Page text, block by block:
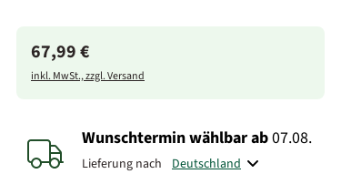
67,99 €
inkl. MwSt., zzgl. Versand
Wunschtermin wählbarab07.08.
Lieferung nach